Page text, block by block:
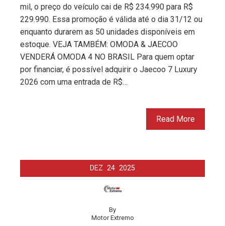
mil, o preço do veículo cai de R$ 234.990 para R$
229.990. Essa promoção é válida até o dia 31/12 ou
enquanto durarem as 50 unidades disponíveis em
estoque. VEJA TAMBÉM: OMODA & JAECOO
VENDERÁ OMODA 4 NO BRASIL Para quem optar
por financiar, é possível adquirir o Jaecoo 7 Luxury
2026 com uma entrada de R$…
Read More
DEZ 24 2025
By
Motor Extremo